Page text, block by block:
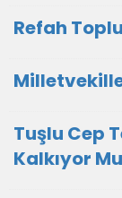
Refah
Tuşlu Cep
Kalkıyor